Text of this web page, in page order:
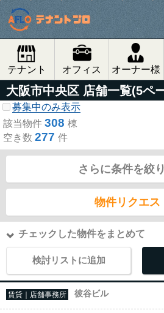
テナント オフィス オーナー様
大阪市中央区 店舗一覧(5ペ
募集中のみ表示
該当物件 308 棟
空き数 277 件
さらに条件を絞
物件リクエス
チェックした物件をまとめて
検討リストに追加
賃貸｜店舗事務所 彼谷ビル